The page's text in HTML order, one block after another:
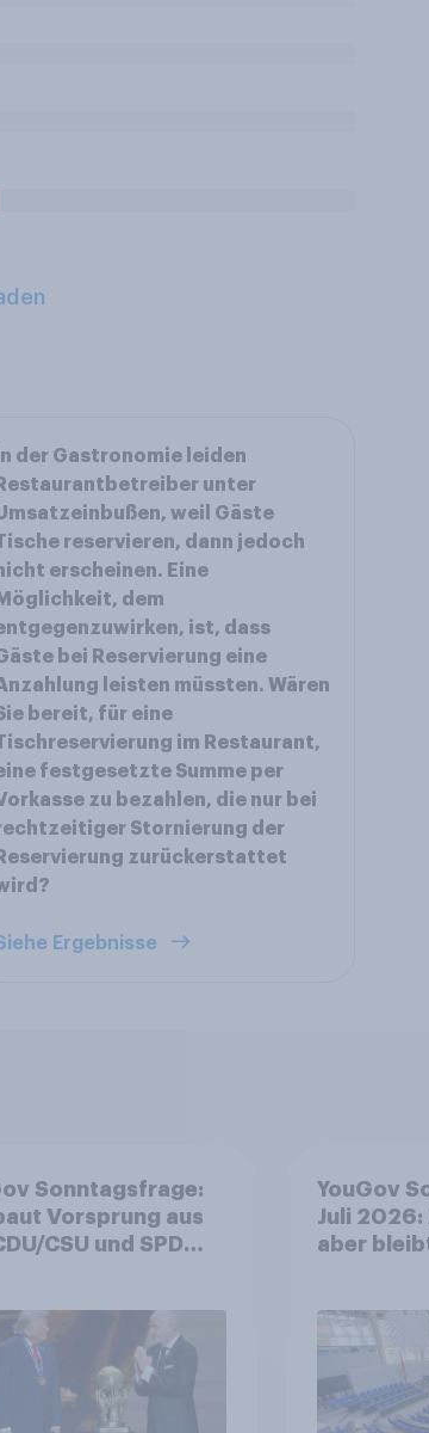
In der Gastronomie leiden
Restaurantbetreiber unter
weil Gäste
reservieren, dann jedoch
erscheinen. Eine
Möglichkeit, dem
ist, dass
bei Reservierung eine
leisten müssten. Wären
bereit, für eine
im Restaurant,
festgesetzte Summe per
zu bezahlen, die nur bei
Stornierung der
Reservierung zurückerstattet
Ergebnisse
Sonntagsfrage:
Vorsprung aus
sich Fußball-
Politik
YouGov
Juli 2026:
aber